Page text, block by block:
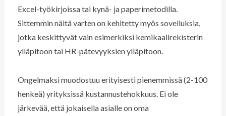
Excel-työkirjoissa tai kynä- ja paperimetodilla.
Sittemmin näitä varten on kehitetty myös sovelluksia,
jotka keskittyvät vain esimerkiksi kemikaalirekisterin
ylläpitoon tai HR-pätevyyksien ylläpitoon.
Ongelmaksi muodostuu erityisesti pienemmissä (2-100
henkeä) yrityksissä kustannustehokkuus. Ei ole
järkevää, että jokaisella asialle on oma